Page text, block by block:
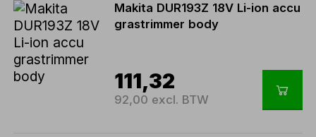
Makita DUR193Z 18V Li-ion accu
grastrimmer body
111,32
92,00 excl. BTW